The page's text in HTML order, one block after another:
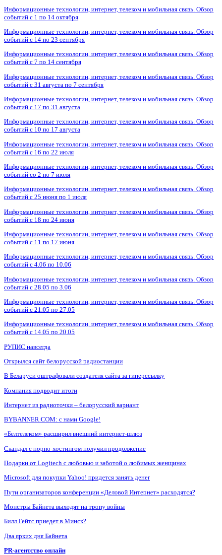
Информационные технологии, интернет, телеком и мобильная связь. Обзор
событий с 1 по 14 октября
Информационные технологии, интернет, телеком и мобильная связь. Обзор
событий с 14 по 23 сентября
Информационные технологии, интернет, телеком и мобильная связь. Обзор
событий с 7 по 14 сентября
Информационные технологии, интернет, телеком и мобильная связь. Обзор
событий с 31 августа по 7 сентября
Информационные технологии, интернет, телеком и мобильная связь. Обзор
событий с 17 по 31 августа
Информационные технологии, интернет, телеком и мобильная связь. Обзор
событий с 10 по 17 августа
Информационные технологии, интернет, телеком и мобильная связь. Обзор
событий с 16 по 22 июля
Информационные технологии, интернет, телеком и мобильная связь. Обзор
событий со 2 по 7 июля
Информационные технологии, интернет, телеком и мобильная связь. Обзор
событий с 25 июня по 1 июля
Информационные технологии, интернет, телеком и мобильная связь. Обзор
событий с 18 по 24 июня
Информационные технологии, интернет, телеком и мобильная связь. Обзор
событий с 11 по 17 июня
Информационные технологии, интернет, телеком и мобильная связь. Обзор
событий с 4.06 по 10.06
Информационные технологии, интернет, телеком и мобильная связь. Обзор
событий с 28.05 по 3.06
Информационные технологии, интернет, телеком и мобильная связь. Обзор
событий с 21.05 по 27.05
Информационные технологии, интернет, телеком и мобильная связь. Обзор
событий с 14.05 по 20.05
РУПИС навсегда
Открылся сайт белорусской радиостанции
В Беларуси оштрафовали создателя сайта за гиперссылку
Компания подводит итоги
Интернет из радиоточки – белорусский вариант
BYBANNER.COM: c нами Google!
«Белтелеком» расширил внешний интернет-шлюз
Скандал с порно-хостингом получил продолжение
Подарки от Logitech с любовью и заботой о любимых женщинах
Microsoft для покупки Yahoo! придется занять денег
Пути организаторов конференции «Деловой Интернет» расходятся?
Монстры Байнета выходят на тропу войны
Билл Гейтс приедет в Минск?
Два ярких дня Байнета
PR-агентство онлайн